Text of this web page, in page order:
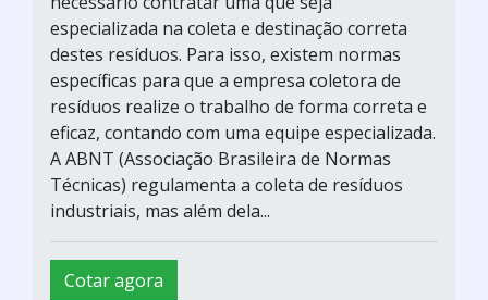
especializada na coleta e destinação correta
destes resíduos. Para isso, existem normas
específicas para que a empresa coletora de
resíduos realize o trabalho de forma correta e
eficaz, contando com uma equipe especializada.
A ABNT (Associação Brasileira de Normas
Técnicas) regulamenta a coleta de resíduos
industriais, mas além dela...
Cotar agora